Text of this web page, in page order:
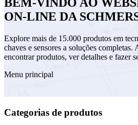
ON-LINE DA
Explore mais de 15.000 produtos em
chaves e sensores a soluções
encontrar produtos, ver detalhes e fazer
Menu principal
Categorias de produtos